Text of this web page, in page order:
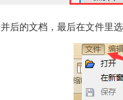
后的文档，最后在文件里